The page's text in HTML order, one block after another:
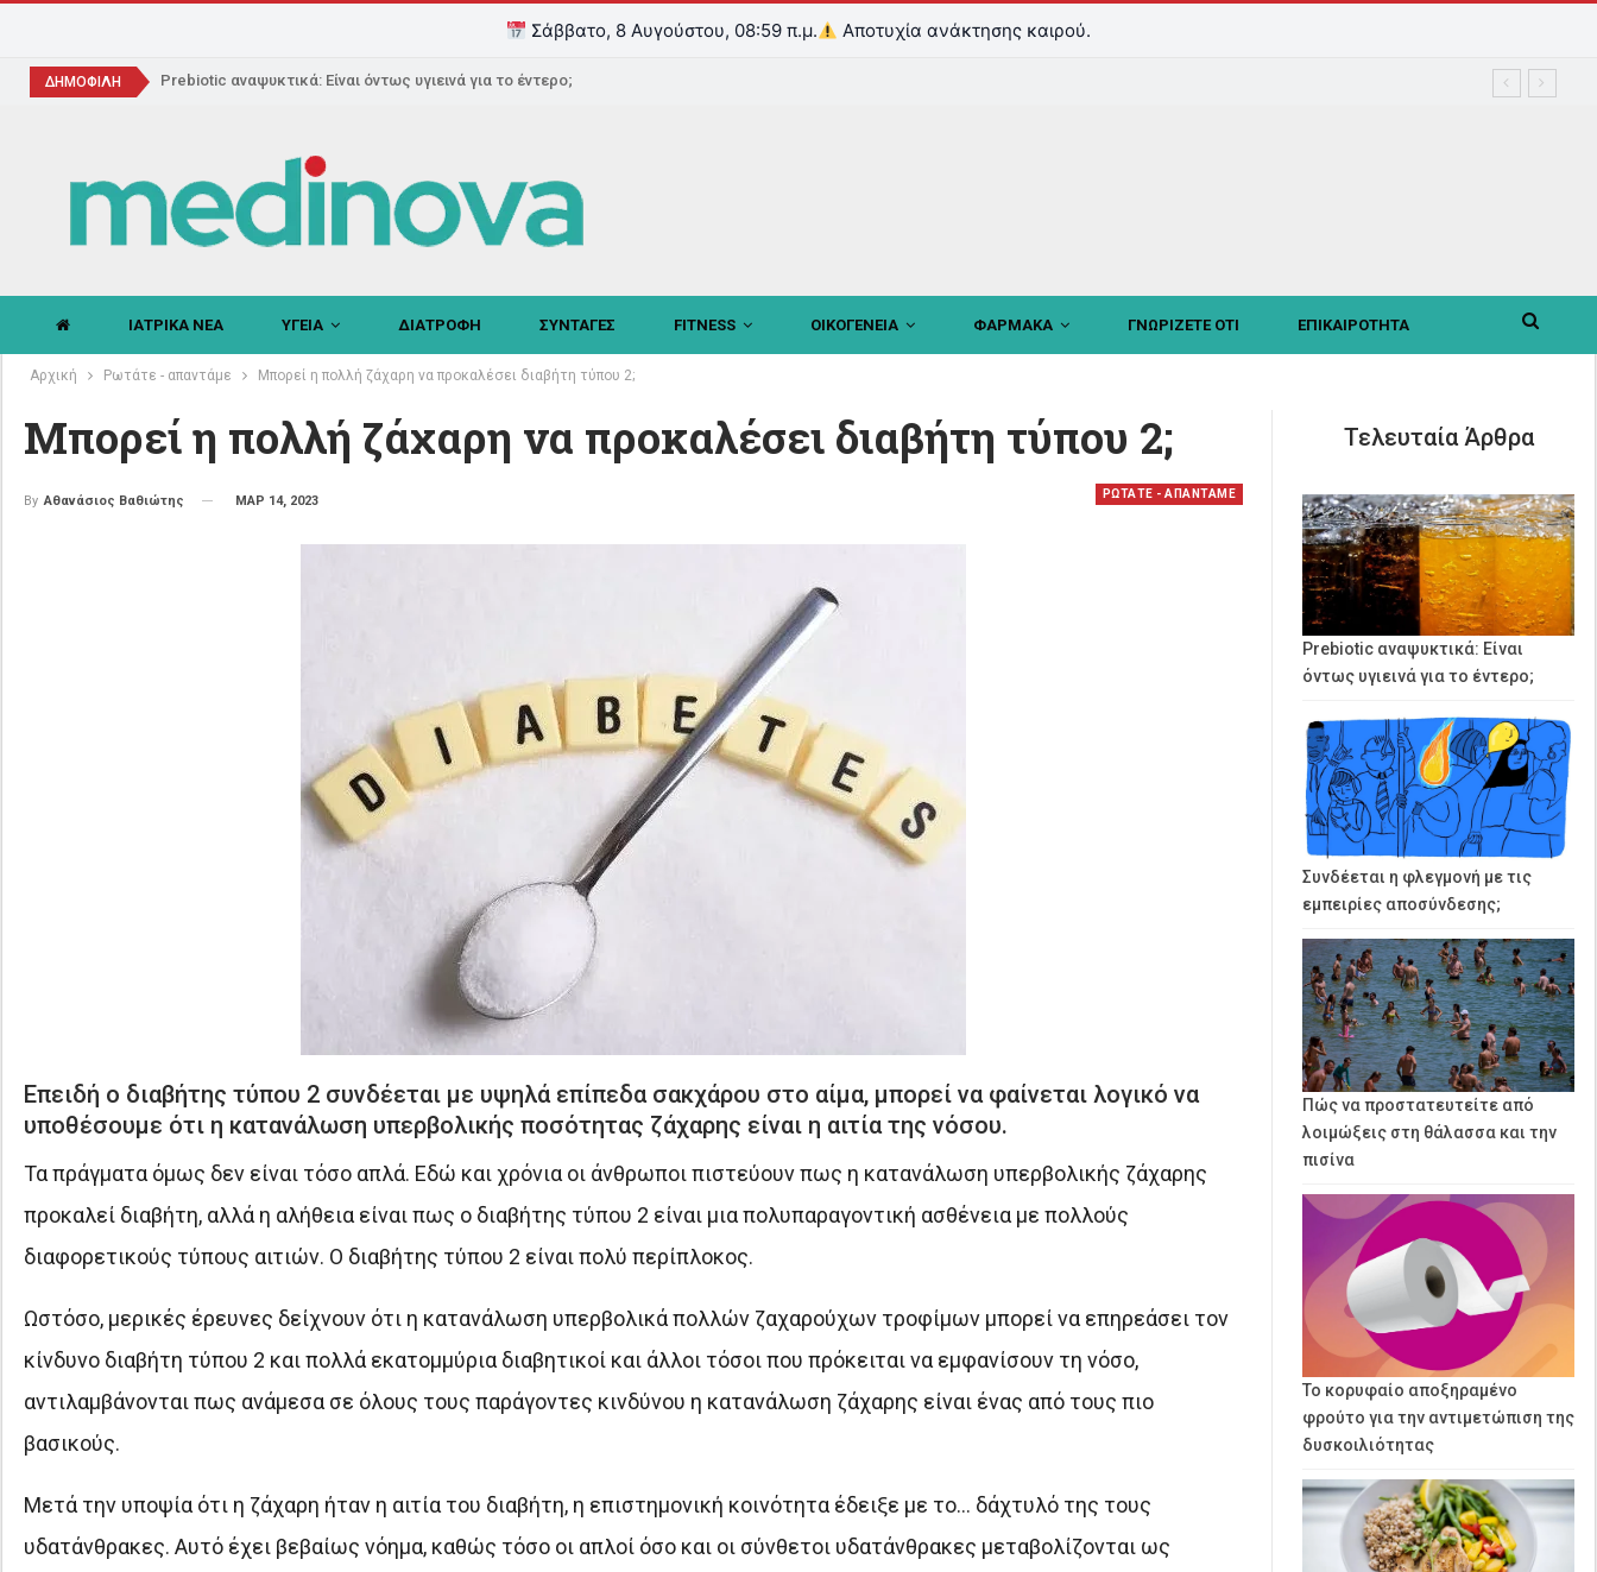
Σάββατο, 8 Αυγούστου, 09:00 π.μ. Αποτυχία ανάκτησης καιρού.
ΔΗΜΟΦΙΛΗ Prebiotic αναψυκτικά: Είναι όντως υγιεινά για το έντερο;
ΙΑΤΡΙΚΑ ΝΕΑ ΥΓΕΙΑ ΔΙΑΤΡΟΦΗ ΣΥΝΤΑΓΕΣ FITNESS ΟΙΚΟΓΕΝΕΙΑ ΦΑΡΜΑΚΑ ΓΝΩΡΙΖΕΤΕ ΟΤΙ ΕΠΙΚΑΙΡΟΤΗΤΑ
Αρχική Ρωτάτε - απαντάμε Μπορεί η πολλή ζάχαρη να προκαλέσει διαβήτη τύπου 2;
Μπορεί η πολλή ζάχαρη να προκαλέσει διαβήτη τύπου 2;
ΡΩΤΑΤΕ - ΑΠΑΝΤΑΜΕ
By Αθανάσιος Βαθιώτης ΜΑΡ 14, 2023
Επειδή ο διαβήτης τύπου 2 συνδέεται με υψηλά επίπεδα σακχάρου στο αίμα, μπορεί να φαίνεται λογικό να
υποθέσουμε ότι η κατανάλωση υπερβολικής ποσότητας ζάχαρης είναι η αιτία της νόσου.
Τα πράγματα όμως δεν είναι τόσο απλά. Εδώ και χρόνια οι άνθρωποι πιστεύουν πως η κατανάλωση υπερβολικής ζάχαρης
προκαλεί διαβήτη, αλλά η αλήθεια είναι πως ο διαβήτης τύπου 2 είναι μια πολυπαραγοντική ασθένεια με πολλούς
διαφορετικούς τύπους αιτιών. Ο διαβήτης τύπου 2 είναι πολύ περίπλοκος.
Ωστόσο, μερικές έρευνες δείχνουν ότι η κατανάλωση υπερβολικά πολλών ζαχαρούχων τροφίμων μπορεί να επηρεάσει τον
κίνδυνο διαβήτη τύπου 2 και πολλά εκατομμύρια διαβητικοί και άλλοι τόσοι που πρόκειται να εμφανίσουν τη νόσο,
αντιλαμβάνονται πως ανάμεσα σε όλους τους παράγοντες κινδύνου η κατανάλωση ζάχαρης είναι ένας από τους πιο
βασικούς.
Μετά την υποψία ότι η ζάχαρη ήταν η αιτία του διαβήτη, η επιστημονική κοινότητα έδειξε με το… δάχτυλό της τους
υδατάνθρακες. Αυτό έχει βεβαίως νόημα, καθώς τόσο οι απλοί όσο και οι σύνθετοι υδατάνθρακες μεταβολίζονται ως
Τελευταία Άρθρα
Prebiotic αναψυκτικά: Είναι
όντως υγιεινά για το έντερο;
Συνδέεται η φλεγμονή με τις
εμπειρίες αποσύνδεσης;
Πώς να προστατευτείτε από
λοιμώξεις στη θάλασσα και την
πισίνα
Το κορυφαίο αποξηραμένο
φρούτο για την αντιμετώπιση της
δυσκοιλιότητας